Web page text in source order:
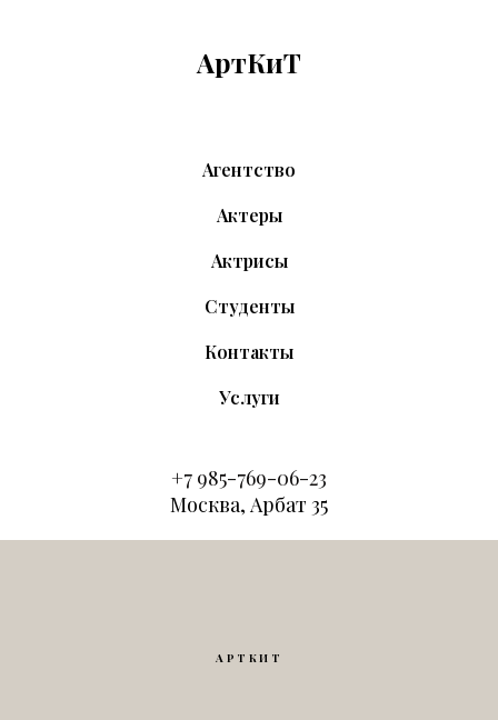
АртКиТ
Агентство
Актеры
Актрисы
Студенты
Контакты
Услуги
+7 985-769-06-23
Москва, Арбат 35
АРТКИТ